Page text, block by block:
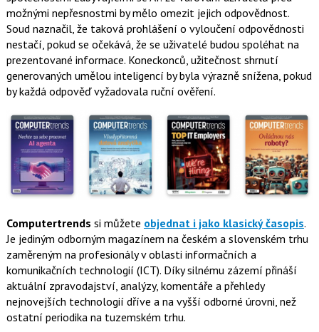
možnými nepřesnostmi by mělo omezit jejich odpovědnost.
Soud naznačil, že taková prohlášení o vyloučení odpovědnosti
nestačí, pokud se očekává, že se uživatelé budou spoléhat na
prezentované informace. Koneckonců, užitečnost shrnutí
generovaných umělou inteligencí by byla výrazně snížena, pokud
by každá odpověď vyžadovala ruční ověření.
Computertrends si můžete objednat i jako klasický časopis.
Je jediným odborným magazínem na českém a slovenském trhu
zaměreným na profesionály v oblasti informačních a
komunikačních technologií (ICT). Díky silnému zázemí přináší
aktuální zpravodajství, analýzy, komentáře a přehledy
nejnovejších technologií dříve a na vyšší odborné úrovni, než
ostatní periodika na tuzemském trhu.